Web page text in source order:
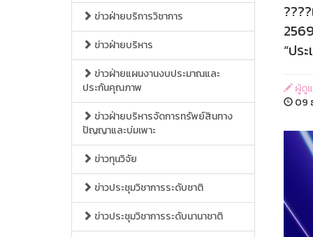
ข่าวฝ่ายบริการวิชาการ
ข่าวฝ่ายบริหาร
ข่าวฝ่ายแผนงานงบประมาณและ
ประกันคุณภาพ
ข่าวฝ่ายบริหารจัดการทรัพย์สินทาง
ปัญญาและบ่มเพาะ
ข่าวทุนวิจัย
ข่าวประชุมวิชาการระดับชาติ
ข่าวประชุมวิชาการระดับนานาชาติ
“ปร
ผู้ดูแ
09